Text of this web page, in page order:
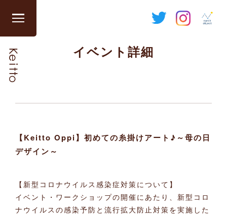
グ
ロ
閉
す
イベント詳細
【Keitto Oppi】初めての糸掛けアート♪～母の日
デザイン～
【新型コロナウイルス感染症対策について】
イベント・ワークショップの開催にあたり、新型コロ
ナウイルスの感染予防と流行拡大防止対策を実施した